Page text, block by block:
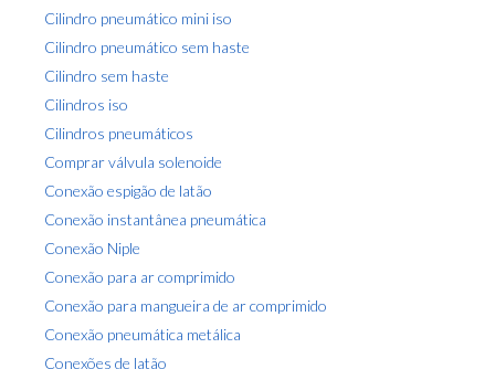
m
Cilindro pneumático mini iso
Cilindro pneumático sem haste
Cilindro sem haste
Cilindros iso
Cilindros pneumáticos
Comprar válvula solenoide
Conexão espigão de latão
Conexão instantânea pneumática
Conexão Niple
Conexão para ar comprimido
Conexão para mangueira de ar comprimido
Conexão pneumática metálica
Conexões de latão